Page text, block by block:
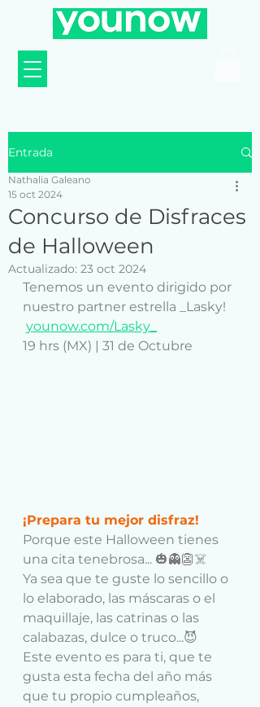
Entrada
Concurso de Disfraces
de Halloween
Nathalia Galeano
15 oct 2024
Actualizado: 23 oct 2024
Tenemos un evento dirigido por
nuestro partner estrella _Lasky!
younow.com/Lasky_
19 hrs (MX) | 31 de Octubre
¡Prepara tu mejor disfraz!
Porque este Halloween tienes
una cita tenebrosa... 🎃👻👺☠️
Ya sea que te guste lo sencillo o
lo elaborado, las máscaras o el
maquillaje, las catrinas o las
calabazas, dulce o truco...😈
Este evento es para ti, que te
gusta esta fecha del año más
que tu propio cumpleaños,